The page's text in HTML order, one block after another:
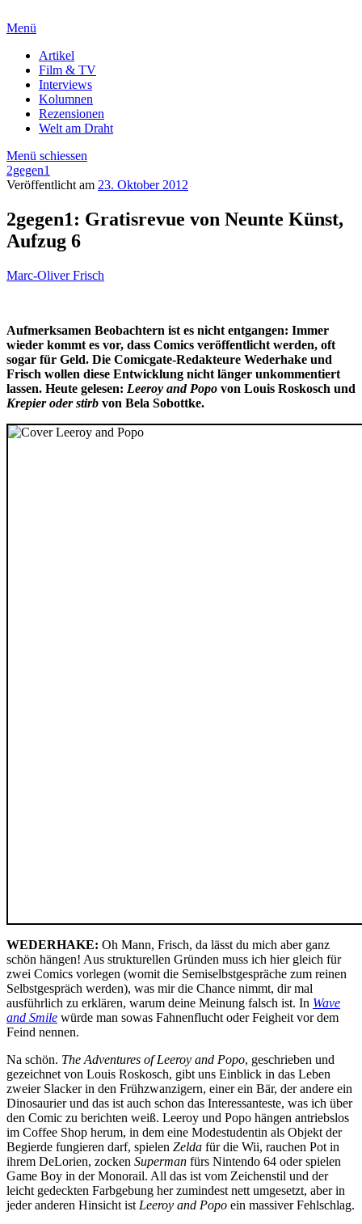
Menü
Artikel
Film & TV
Interviews
Kolumnen
Rezensionen
Welt am Draht
Menü schiessen
2gegen1
Veröffentlicht am 23. Oktober 2012
2gegen1: Gratisrevue von Neunte Künst,
Aufzug 6
Marc-Oliver Frisch
Aufmerksamen Beobachtern ist es nicht entgangen: Immer
wieder kommt es vor, dass Comics veröffentlicht werden, oft
sogar für Geld. Die Comicgate-Redakteure Wederhake und
Frisch wollen diese Entwicklung nicht länger unkommentiert
lassen. Heute gelesen: Leeroy and Popo von Louis Roskosch und
Krepier oder stirb von Bela Sobottke.
WEDERHAKE: Oh Mann, Frisch, da lässt du mich aber ganz
schön hängen! Aus strukturellen Gründen muss ich hier gleich für
zwei Comics vorlegen (womit die Semiselbstgespräche zum reinen
Selbstgespräch werden), was mir die Chance nimmt, dir mal
ausführlich zu erklären, warum deine Meinung falsch ist. In Wave
and Smile würde man sowas Fahnenflucht oder Feigheit vor dem
Feind nennen.
Na schön. The Adventures of Leeroy and Popo, geschrieben und
gezeichnet von Louis Roskosch, gibt uns Einblick in das Leben
zweier Slacker in den Frühzwanzigern, einer ein Bär, der andere ein
Dinosaurier und das ist auch schon das Interessanteste, was ich über
den Comic zu berichten weiß. Leeroy und Popo hängen antriebslos
im Coffee Shop herum, in dem eine Modestudentin als Objekt der
Begierde fungieren darf, spielen Zelda für die Wii, rauchen Pot in
ihrem DeLorien, zocken Superman fürs Nintendo 64 oder spielen
Game Boy in der Monorail. All das ist vom Zeichenstil und der
leicht gedeckten Farbgebung her zumindest nett umgesetzt, aber in
jeder anderen Hinsicht ist Leeroy and Popo ein massiver Fehlschlag.